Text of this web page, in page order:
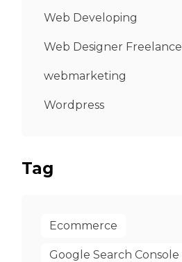
Web Developing
Web Designer Freelance
webmarketing
Wordpress
Tag
Ecommerce
Google Search Console